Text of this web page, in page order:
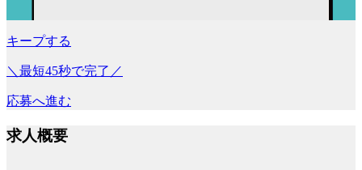
キープする
＼最短45秒で完了／
応募へ進む
求人概要